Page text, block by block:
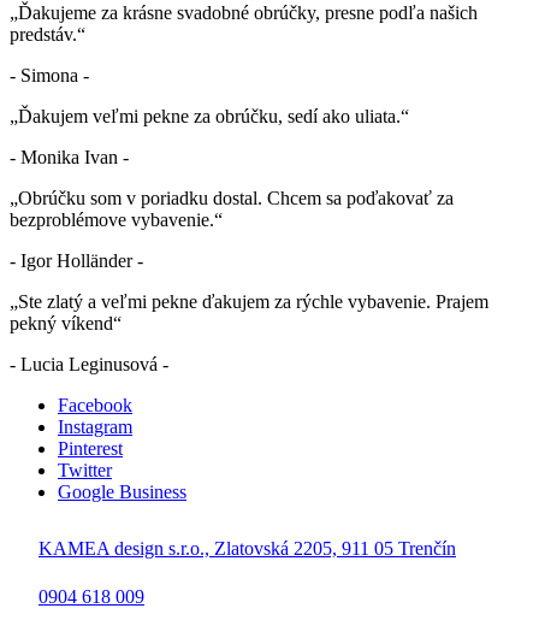
„Ďakujeme za krásne svadobné obrúčky, presne podľa našich
predstáv.“
- Simona -
„Ďakujem veľmi pekne za obrúčku, sedí ako uliata.“
- Monika Ivan -
„Obrúčku som v poriadku dostal. Chcem sa poďakovať za
bezproblémove vybavenie.“
- Igor Holländer -
„Ste zlatý a veľmi pekne ďakujem za rýchle vybavenie. Prajem
pekný víkend“
- Lucia Leginusová -
Facebook
Instagram
Pinterest
Twitter
Google Business
KAMEA design s.r.o., Zlatovská 2205, 911 05 Trenčín
0904 618 009